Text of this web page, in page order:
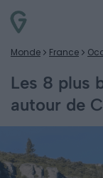
Monde France
Les 8 plus
autour de